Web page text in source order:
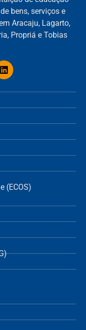
(ECOS)
bens, serviços e
Aracaju, Lagarto,
Propriá e Tobias